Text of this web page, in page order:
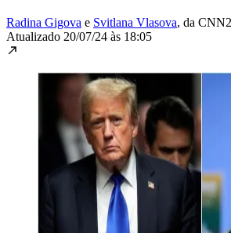
Radina Gigova e Svitlana Vlasova, da CNN
Atualizado 20/07/24 às 18:05